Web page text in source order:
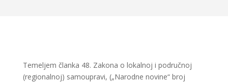
Temeljem članka 48. Zakona o lokalnoj i područnoj
(regionalnoj) samoupravi, („Narodne novine“ broj